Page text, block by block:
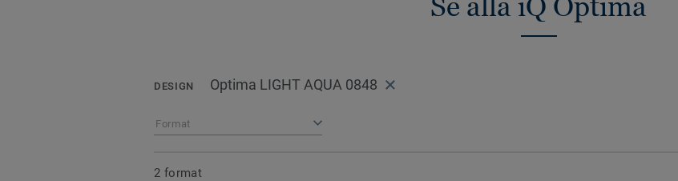
Se alla iQ Optima
DESIGN Optima LIGHT AQUA 0848
Format
2 format